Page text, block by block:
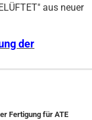
aus neuer
der
Fertigung für ATE